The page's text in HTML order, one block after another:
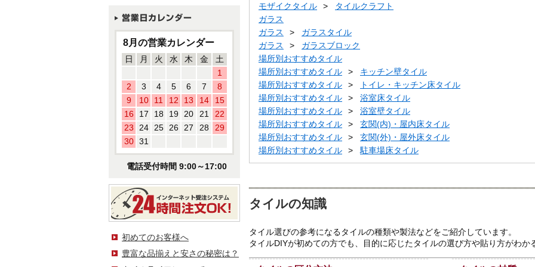
8月の営業カレンダー
日 月 火 水 木 金
土
1
2
3 4 5 6 7
8
9
10 11 12 13 14
15
16
17 18 19 20 21
22
23
24 25 26 27 28
29
30 31
電話受付時間 9:00～17:00
初めてのお客様へ
豊富な品揃えと安さの秘密は？
モザイクタイル
タイルクラフト
ガラス
ガラス
ガラスタイル
ガラス
ガラスブロック
場所別おすすめタイル
場所別おすすめタイル
キッチン壁タイル
場所別おすすめタイル
トイレ・キッチン床タイル
場所別おすすめタイル
浴室床タイル
場所別おすすめタイル
浴室壁タイル
場所別おすすめタイル
玄関(内)・屋内床タイル
場所別おすすめタイル
玄関(外)・屋外床タイル
場所別おすすめタイル
駐車場床タイル
タイルの知識
タイル選びの参考になるタイルの種類や製法などをご紹介しています。
タイルDIYが初めての方でも、目的に応じたタイルの選び方や貼り方がわか